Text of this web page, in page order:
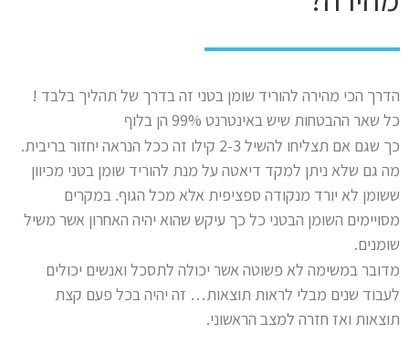
הדרך הכי מהירה להוריד שומן בטני זה בדרך של תהליך בלבד !
כל שאר ההבטחות שיש באינטרנט 99% הן בלוף
כך שגם אם תצליחו להשיל 2-3 קילו זה ככל הנראה יחזור בריבית.
מה גם שלא ניתן למקד דיאטה על מנת להוריד שומן בטני מכיוון
ששומן לא יורד מנקודה ספציפית אלא מכל הגוף. במקרים
מסויימים השומן הבטני כל כך עיקש שהוא יהיה האחרון אשר משיל
שומנים.
מדובר במשימה לא פשוטה אשר יכולה לתסכל ואנשים יכולים
לעבוד שנים מבלי לראות תוצאות… זה יהיה בכל פעם קצת
תוצאות ואז חזרה למצב הראשוני.